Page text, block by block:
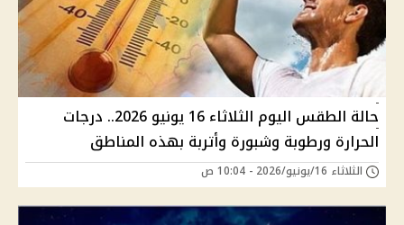
حالة الطقس اليوم الثلاثاء 16 يونيو 2026.. درجات
الحرارة ورطوبة وشبورة وأتربة بهذه المناطق
الثلاثاء 16/يونيو/2026 - 10:04 ص